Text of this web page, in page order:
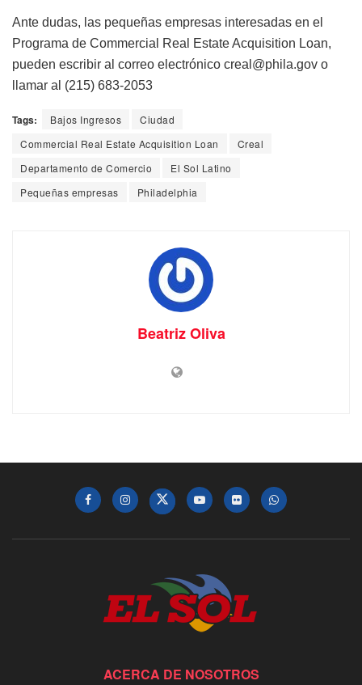
Ante dudas, las pequeñas empresas interesadas en el
Programa de Commercial Real Estate Acquisition Loan,
pueden escribir al correo electrónico creal@phila.gov o
llamar al (215) 683-2053
Tags: Bajos Ingresos
Ciudad
Commercial Real Estate Acquisition Loan
Creal
Departamento de Comercio
El Sol Latino
Pequeñas empresas
Philadelphia
Beatriz Oliva
ACERCA DE NOSOTROS